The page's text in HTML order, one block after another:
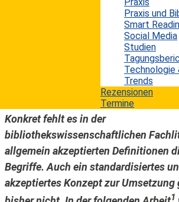
Praxis und
Smart
Social Media
Studien
Technologie
Trends
Rezensionen
Termine
dem Zusammenhang ist oft von
Bibliotheken“ oder einem „grünen
Bibliothekswesen“ die Rede. Bisher
veröffentlichte wissenschaftliche und
populärwissenschaftliche Beiträge
diese Begriffe, die dort enthaltenen
sind jedoch zumeist vage und
Konkret fehlt es in der
bibliothekswissenschaftlichen
allgemein akzeptierten Definitionen
Begriffe. Auch ein standardisiertes
akzeptiertes Konzept zur Umsetzung
1